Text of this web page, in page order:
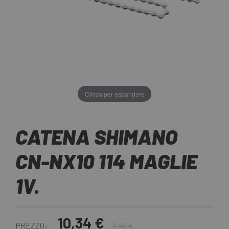
Clicca per espandere
CATENA SHIMANO
CN-NX10 114 MAGLIE
1V.
PREZZO: 10,34 € 11,49 €